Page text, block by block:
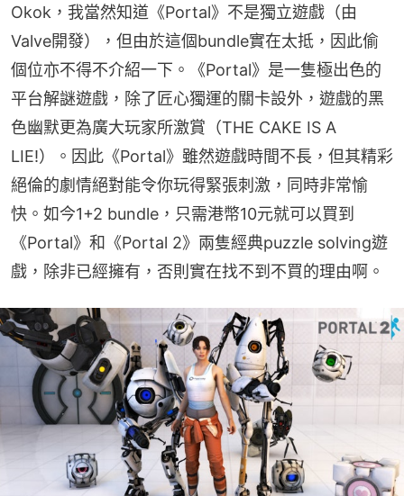
Okok，我當然知道《Portal》不是獨立遊戲（由
Valve開發），但由於這個bundle實在太抵，因此偷
個位亦不得不介紹一下。《Portal》是一隻極出色的
平台解謎遊戲，除了匠心獨運的關卡設外，遊戲的黑
色幽默更為廣大玩家所激賞（THE CAKE IS A
LIE!）。因此《Portal》雖然遊戲時間不長，但其精彩
絕倫的劇情絕對能令你玩得緊張刺激，同時非常愉
快。如今1+2 bundle，只需港幣10元就可以買到
《Portal》和《Portal 2》兩隻經典puzzle solving遊
戲，除非已經擁有，否則實在找不到不買的理由啊。